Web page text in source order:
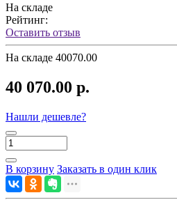
На складе
Рейтинг:
Оставить отзыв
На складе 40070.00
40 070.00 р.
Нашли дешевле?
В корзину Заказать в один клик